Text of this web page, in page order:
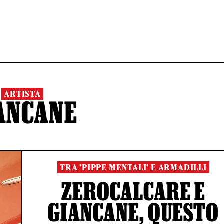
ARTISTA
TRA 'PIPPE MENTALI' E ARMADILLI
ZEROCALCARE E
GIANCANE, QUESTO